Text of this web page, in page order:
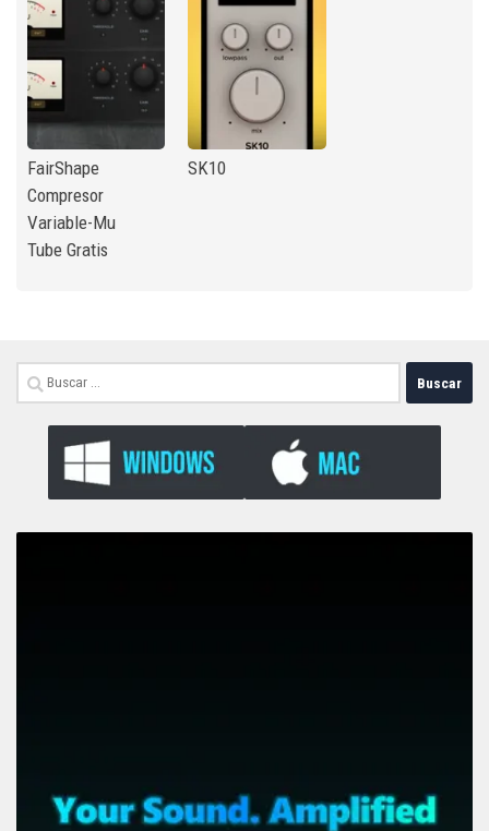
FairShape
Compresor
Variable-Mu
Tube Gratis
SK10
Buscar: